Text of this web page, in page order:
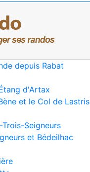
depuis Rabat
d'Artax
et le Col de Lastris
Seigneurs
et Bédeilhac